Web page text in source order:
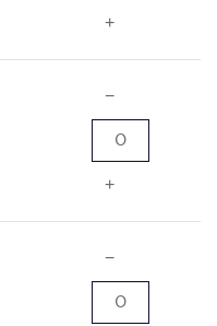
+
−
0
+
−
0